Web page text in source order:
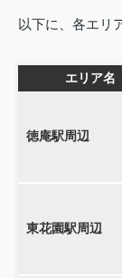
以下に、各エリ
エリア名
徳庵駅周辺
東花園駅周辺